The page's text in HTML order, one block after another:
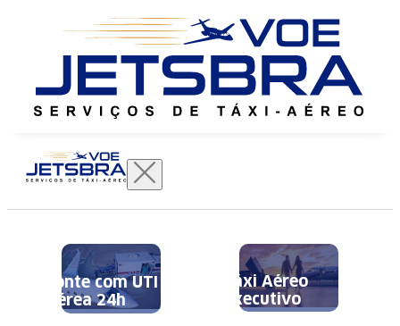
Conte com UTI
Aérea 24h
Táxi Aéreo
Executivo